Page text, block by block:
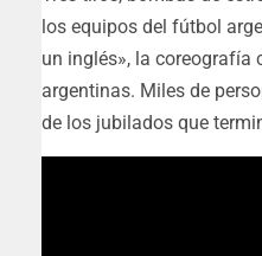
los equipos del fútbol
un inglés», la coreografía
argentinas. Miles de
de los jubilados que